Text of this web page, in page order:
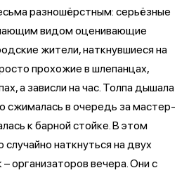
разношёрстным: серьёзные
видом оценивающие
жители, наткнувшиеся на
прохожие в шлепанцах,
а зависли на час. Толпа дышала
сжималась в очередь за мастер-
к барной стойке. В этом
наткнуться на двух
организаторов вечера. Они с